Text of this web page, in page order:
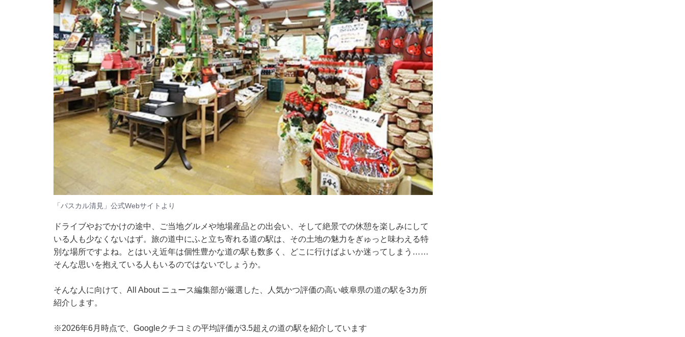
「パスカル清見」公式Webサイトより
ドライブやおでかけの途中、ご当地グルメや地場産品との出会い、そして絶景での休憩を楽しみにして
いる人も少なくないはず。旅の道中にふと立ち寄れる道の駅は、その土地の魅力をぎゅっと味わえる特
別な場所ですよね。とはいえ近年は個性豊かな道の駅も数多く、どこに行けばよいか迷ってしまう……
そんな思いを抱えている人もいるのではないでしょうか。
そんな人に向けて、All About ニュース編集部が厳選した、人気かつ評価の高い岐阜県の道の駅を3カ所
紹介します。
※2026年6月時点で、Googleクチコミの平均評価が3.5超えの道の駅を紹介しています